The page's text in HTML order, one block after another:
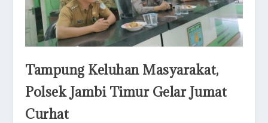
Tampung Keluhan Masyarakat,
Polsek Jambi Timur Gelar Jumat
Curhat